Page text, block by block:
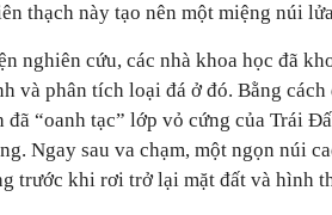
thạch này tạo nên một miệng núi
nghiên cứu, các nhà khoa học đã
và phân tích loại đá ở đó. Bằng
đã “oanh tạc” lớp vỏ cứng của Trái
Ngay sau va chạm, một ngọn núi
trước khi rơi trở lại mặt đất và hình